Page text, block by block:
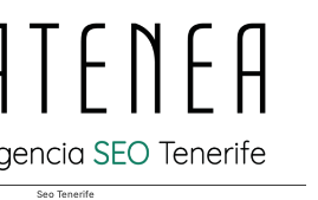
Seo Tenerife